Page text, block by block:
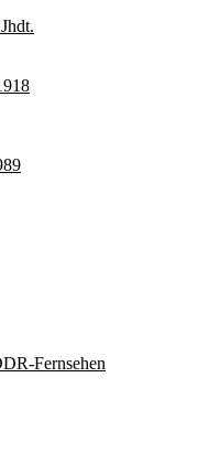
Fernsehen